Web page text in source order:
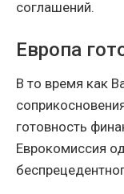
соглашений.
Европа
В то время как
готовность
Еврокомиссия